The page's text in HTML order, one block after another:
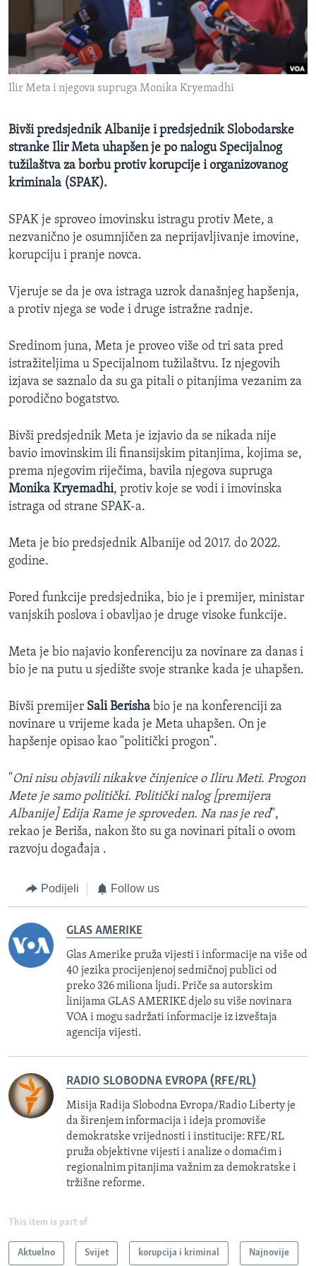
O GLASU AMERIKE
Learning English
Jezici
Ilir Meta i njegova supruga Monika Kryemadhi
Bivši predsjednik Albanije i predsjednik Slobodarske
stranke Ilir Meta uhapšen je po nalogu Specijalnog
tužilaštva za borbu protiv korupcije i organizovanog
kriminala (SPAK).
SPAK je sproveo imovinsku istragu protiv Mete, a
nezvanično je osumnjičen za neprijavljivanje imovine,
korupciju i pranje novca.
Vjeruje se da je ova istraga uzrok današnjeg hapšenja,
a protiv njega se vode i druge istražne radnje.
Sredinom juna, Meta je proveo više od tri sata pred
istražiteljima u Specijalnom tužilaštvu. Iz njegovih
izjava se saznalo da su ga pitali o pitanjima vezanim za
porodično bogatstvo.
Bivši predsjednik Meta je izjavio da se nikada nije
bavio imovinskim ili finansijskim pitanjima, kojima se,
prema njegovim riječima, bavila njegova supruga
Monika Kryemadhi, protiv koje se vodi i imovinska
istraga od strane SPAK-a.
Meta je bio predsjednik Albanije od 2017. do 2022.
godine.
Pored funkcije predsjednika, bio je i premijer, ministar
vanjskih poslova i obavljao je druge visoke funkcije.
Meta je bio najavio konferenciju za novinare za danas i
bio je na putu u sjedište svoje stranke kada je uhapšen.
Bivši premijer Sali Berisha bio je na konferenciji za
novinare u vrijeme kada je Meta uhapšen. On je
hapšenje opisao kao "politički progon".
"Oni nisu objavili nikakve činjenice o Iliru Meti. Progon
Mete je samo politički. Politički nalog [premijera
Albanije] Edija Rame je sproveden. Na nas je red",
rekao je Beriša, nakon što su ga novinari pitali o ovom
razvoju događaja .
Podijeli Follow us
GLAS AMERIKE
Glas Amerike pruža vijesti i informacije na više od
40 jezika procijenjenoj sedmičnoj publici od
preko 326 miliona ljudi. Priče sa autorskim
linijama GLAS AMERIKE djelo su više novinara
VOA i mogu sadržati informacije iz izveštaja
agencija vijesti.
RADIO SLOBODNA EVROPA (RFE/RL)
Misija Radija Slobodna Evropa/Radio Liberty je
da širenjem informacija i ideja promoviše
demokratske vrijednosti i institucije: RFE/RL
pruža objektivne vijesti i analize o domaćim i
regionalnim pitanjima važnim za demokratske i
tržišne reforme.
This item is part of
Aktuelno Svijet korupcija i kriminal Najnovije